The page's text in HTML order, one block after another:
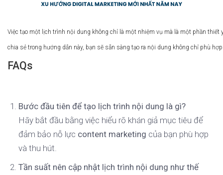
Việc tạo một lịch trình nội dung không chỉ là một nhiệm vụ mà là một phần thiết
chia sẻ trong hướng dẫn này, bạn sẽ sẵn sàng tạo ra nội dung không chỉ phù
FAQs
Bước đầu tiên để tạo lịch trình nội dung là gì?
Hãy bắt đầu bằng việc hiểu rõ khán giả mục tiêu để
đảm bảo nỗ lực content marketing của bạn phù hợp
và thu hút.
Tần suất nên cập nhật lịch trình nội dung như thế